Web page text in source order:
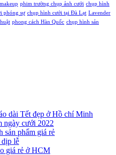
makeup phim trường chụp ảnh cưới chụp hình
phóng sự chụp hình cưới tại Đà Lạt Lavender
phong cách Hàn Quốc chụp hình sản
dài Tết đẹp ở Hồ chí Minh
ngày cưới 2022
sản phẩm giá rẻ
lễ
giá rẻ ở HCM